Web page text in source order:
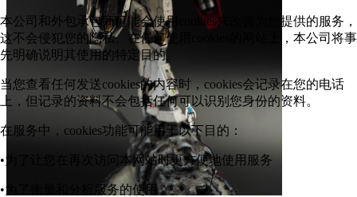
本公司和外包承包商可能会使用cookies来改善为您提供的服务，
这不会侵犯您的隐私。在任何使用cookies的网站上，本公司将事
先明确说明其使用的特定目的。
当您查看任何发送cookies的内容时，cookies会记录在您的电话
上，但记录的资料不会包括任何可以识别您身份的资料。
在服务中，cookies功能可能用于以下目的：
•为了让您在再次访问本网站时更方便地使用服务
•为了衡量和分析服务的使用